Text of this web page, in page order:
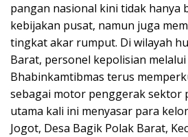
pangan nasional kini tidak hanya
kebijakan pusat, namun juga
tingkat akar rumput. Di wilayah
Barat, personel kepolisian
Bhabinkamtibmas terus
sebagai motor penggerak sektor
utama kali ini menyasar para
Jogot, Desa Bagik Polak Barat,